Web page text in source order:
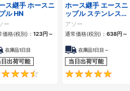
4.6
ス継手 ホースニ
ル HN
ー
価格(税別)： 123円～
在庫品1日目
日出荷可能
4.5
ホース継手 エースニ
ップル ステンレス製
HN
アソー
通常価格(税別)： 638円～
在庫品1日目～
当日出荷可能